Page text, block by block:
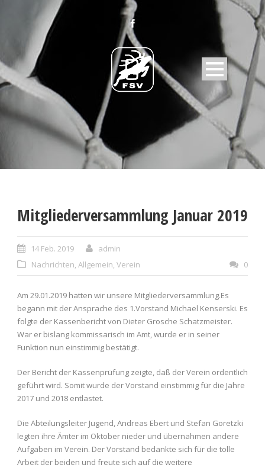
Mitgliederversammlung Januar 2019
14 Feb. 2019
admin
Nachrichten, Allgemein, Verein 0
Am 29.01.2019 hatten wir unsere Mitgliederversammlung.Es
begann mit der Ansprache des 1.Vorstand Michael Kenserski. Es
folgte der Kassenbericht von Dieter Grosche Schatzmeister.
War er bislang kommissarisch im Amt, wurde er in seiner
Funktion nun einstimmig bestätigt.
Der Bericht der Kassenprüfung zeigte, daß der Verein ordentlich
geführt wird. Somit wurde der Vorstand einstimmig für die Jahre
2017 und 2018 entlastet.
Die Abteilungsleiter Jugend, Andreas Ebert und Stefan Goretzki
legten ihre Ämter im Oktober nieder und übernahmen andere
Aufgaben im Verein. Der Vorstand bedankte sich für die tolle
Arbeit der beiden und freute sich auf die weitere